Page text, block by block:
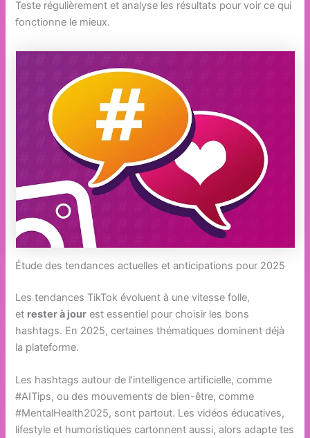
Teste régulièrement et analyse les résultats pour voir ce qui
fonctionne le mieux.
Étude des tendances actuelles et anticipations pour 2025
Les tendances TikTok évoluent à une vitesse folle,
et rester à jour est essentiel pour choisir les bons
hashtags. En 2025, certaines thématiques dominent déjà
la plateforme.
Les hashtags autour de l’intelligence artificielle, comme
#AITips, ou des mouvements de bien-être, comme
#MentalHealth2025, sont partout. Les vidéos éducatives,
lifestyle et humoristiques cartonnent aussi, alors adapte tes